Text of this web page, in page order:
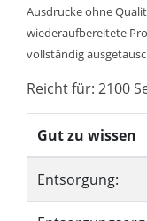
Ausdrucke ohne
wiederaufbereitete
vollständig
Reicht für: 2100
Gut zu wissen
Entsorgung: